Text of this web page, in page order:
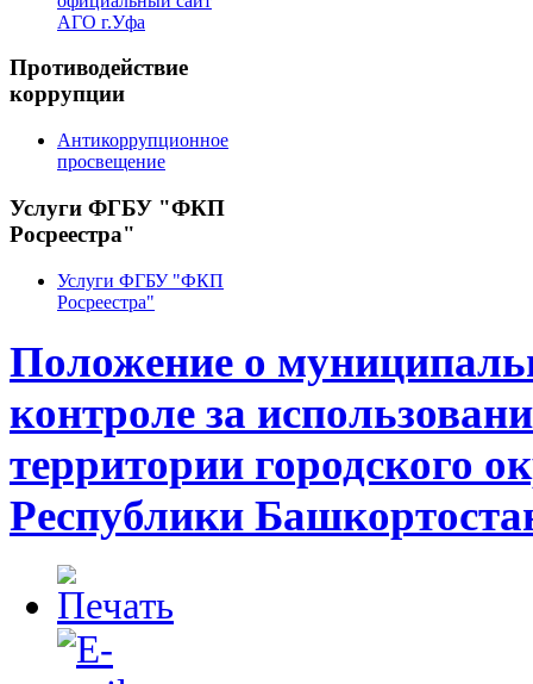
АГО г.Уфа
Противодействие
коррупции
Антикоррупционное
просвещение
Услуги ФГБУ "ФКП
Росреестра"
Услуги ФГБУ "ФКП
Росреестра"
Положение о
контроле за
территории городского
Республики